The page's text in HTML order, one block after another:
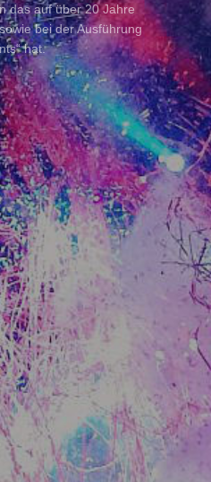
das auf über 20 Jahre
bei der Ausführung
hat.